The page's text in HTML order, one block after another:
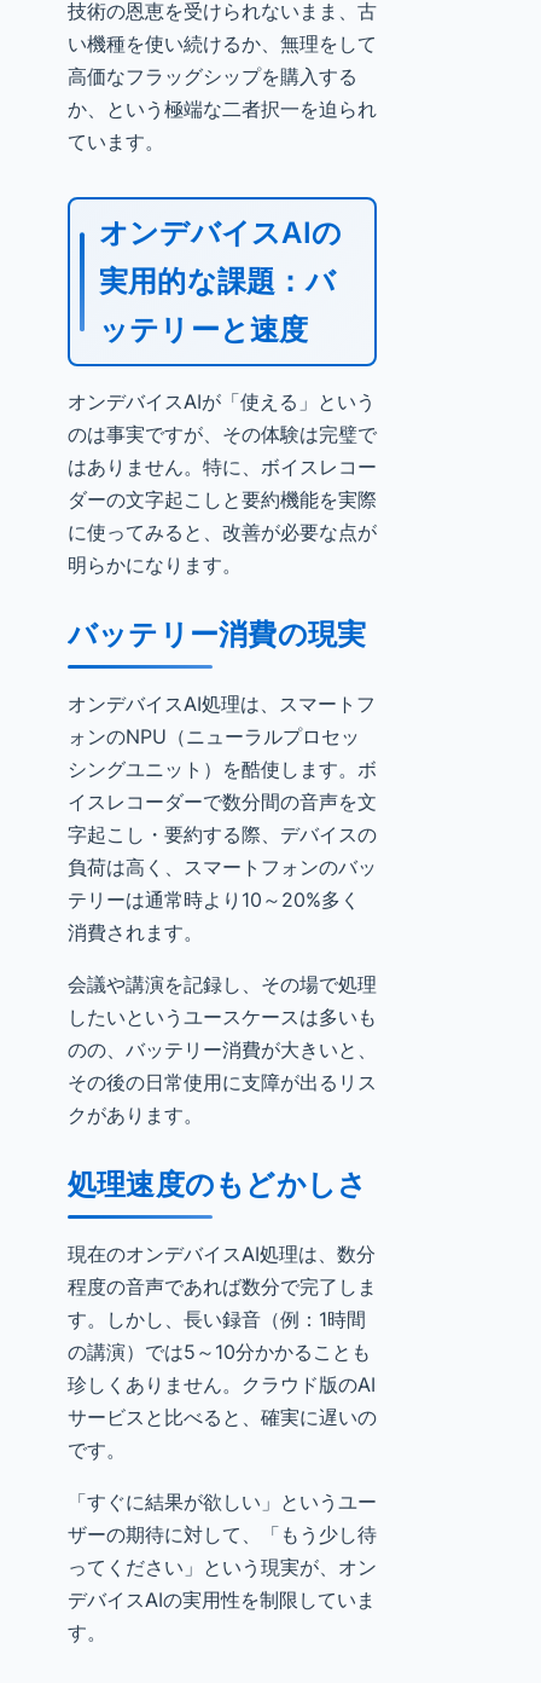
技術の恩恵を受けられないまま、古
い機種を使い続けるか、無理をして
高価なフラッグシップを購入する
か、という極端な二者択一を迫られ
ています。
オンデバイスAIの
実用的な課題：バ
ッテリーと速度
オンデバイスAIが「使える」という
のは事実ですが、その体験は完璧で
はありません。特に、ボイスレコー
ダーの文字起こしと要約機能を実際
に使ってみると、改善が必要な点が
明らかになります。
バッテリー消費の現実
オンデバイスAI処理は、スマートフ
ォンのNPU（ニューラルプロセッ
シングユニット）を酷使します。ボ
イスレコーダーで数分間の音声を文
字起こし・要約する際、デバイスの
負荷は高く、スマートフォンのバッ
テリーは通常時より10～20%多く
消費されます。
会議や講演を記録し、その場で処理
したいというユースケースは多いも
のの、バッテリー消費が大きいと、
その後の日常使用に支障が出るリス
クがあります。
処理速度のもどかしさ
現在のオンデバイスAI処理は、数分
程度の音声であれば数分で完了しま
す。しかし、長い録音（例：1時間
の講演）では5～10分かかることも
珍しくありません。クラウド版のAI
サービスと比べると、確実に遅いの
です。
「すぐに結果が欲しい」というユー
ザーの期待に対して、「もう少し待
ってください」という現実が、オン
デバイスAIの実用性を制限していま
す。